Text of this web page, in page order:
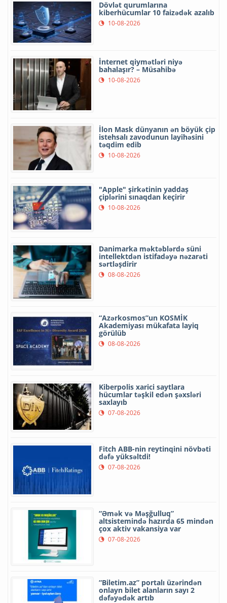
Dövlət qurumlarına
kiberhücumlar 10 faizədək azalıb
10-08-2026
İnternet qiymətləri niyə
bahalaşır? – Müsahibə
10-08-2026
İlon Mask dünyanın ən böyük çip
istehsalı zavodunun layihəsini
təqdim edib
10-08-2026
"Apple" şirkətinin yaddaş
çiplərini sınaqdan keçirir
10-08-2026
Danimarka məktəblərdə süni
intellektdən istifadəyə nəzarəti
sərtləşdirir
08-08-2026
“Azərkosmos”un KOSMİK
Akademiyası mükafata layiq
görülüb
08-08-2026
Kiberpolis xarici saytlara
hücumlar təşkil edən şəxsləri
saxlayıb
07-08-2026
Fitch ABB-nin reytinqini növbəti
dəfə yüksəltdi!
07-08-2026
“Əmək və Məşğulluq”
altsistemində hazırda 65 mindən
çox aktiv vakansiya var
07-08-2026
“Biletim.az” portalı üzərindən
onlayn bilet alanların sayı 2
dəfəyədək artıb